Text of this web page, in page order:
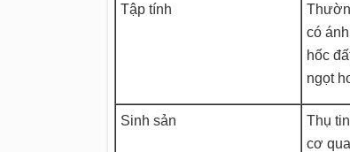
Tập tính
có
hốc
ngọt
Sinh sản
Thụ
cơ